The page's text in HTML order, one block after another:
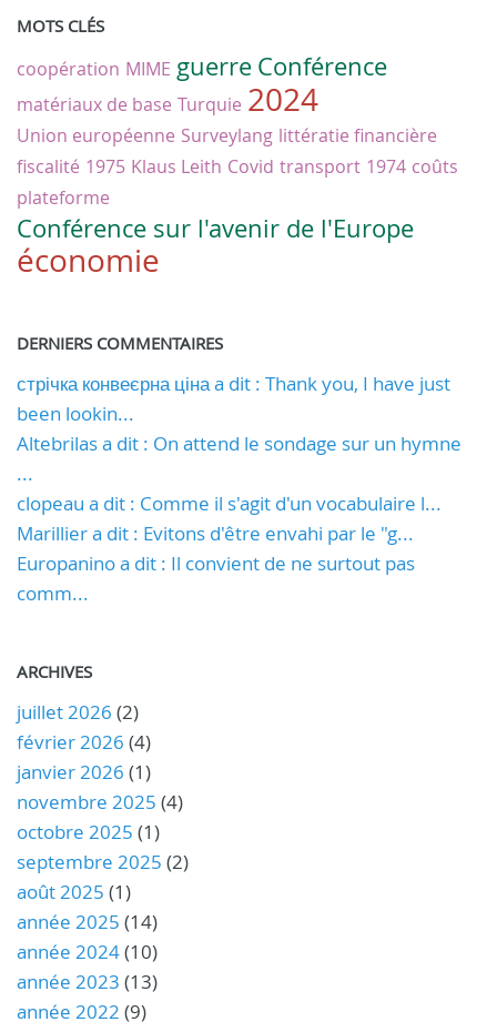
MOTS CLÉS
coopération MIME guerre Conférence
matériaux de base Turquie 2024
Union européenne Surveylang littératie financière
fiscalité 1975 Klaus Leith Covid transport 1974 coûts
plateforme
Conférence sur l'avenir de l'Europe
économie
DERNIERS COMMENTAIRES
стрічка конвеєрна ціна a dit : Thank you, I have just
been lookin...
Altebrilas a dit : On attend le sondage sur un hymne
...
clopeau a dit : Comme il s'agit d'un vocabulaire l...
Marillier a dit : Evitons d'être envahi par le "g...
Europanino a dit : Il convient de ne surtout pas
comm...
ARCHIVES
juillet 2026 (2)
février 2026 (4)
janvier 2026 (1)
novembre 2025 (4)
octobre 2025 (1)
septembre 2025 (2)
août 2025 (1)
année 2025 (14)
année 2024(10)
année 2023 (13)
année 2022 (9)